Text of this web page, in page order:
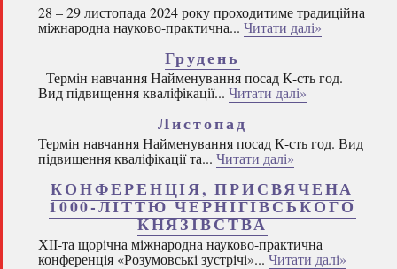
28 – 29 листопада 2024 року проходитиме традиційна
міжнародна науково-практична... Читати далі»
Грудень
Термін навчання Найменування посад К-сть год.
Вид підвищення кваліфікації... Читати далі»
Листопад
Термін навчання Найменування посад К-сть год. Вид
підвищення кваліфікації та... Читати далі»
КОНФЕРЕНЦІЯ, ПРИСВЯЧЕНА
1000-ЛІТТЮ ЧЕРНІГІВСЬКОГО
КНЯЗІВСТВА
ХІІ-та щорічна міжнародна науково-практична
конференція «Розумовські зустрічі»...Читати далі»